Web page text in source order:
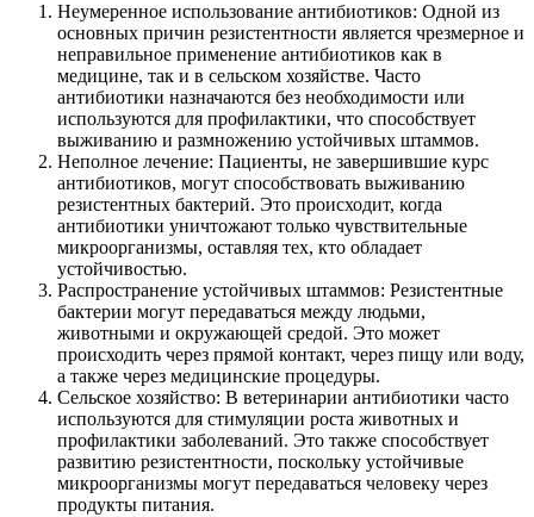
Неумеренное использование антибиотиков: Одной из
основных причин резистентности является чрезмерное и
неправильное применение антибиотиков как в
медицине, так и в сельском хозяйстве. Часто
антибиотики назначаются без необходимости или
используются для профилактики, что способствует
выживанию и размножению устойчивых штаммов.
Неполное лечение: Пациенты, не завершившие курс
антибиотиков, могут способствовать выживанию
резистентных бактерий. Это происходит, когда
антибиотики уничтожают только чувствительные
микроорганизмы, оставляя тех, кто обладает
устойчивостью.
Распространение устойчивых штаммов: Резистентные
бактерии могут передаваться между людьми,
животными и окружающей средой. Это может
происходить через прямой контакт, через пищу или воду,
а также через медицинские процедуры.
Сельское хозяйство: В ветеринарии антибиотики часто
используются для стимуляции роста животных и
профилактики заболеваний. Это также способствует
развитию резистентности, поскольку устойчивые
микроорганизмы могут передаваться человеку через
продукты питания.